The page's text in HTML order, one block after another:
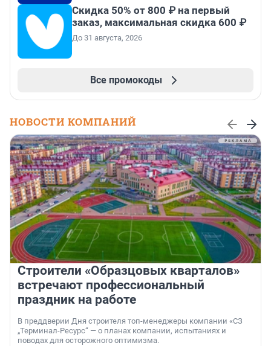
Скидка 50% от 800 ₽ на первый
заказ, максимальная скидка 600 ₽
До 31 августа, 2026
Все промокоды
НОВОСТИ КОМПАНИЙ
Строители «Образцовых кварталов»
встречают профессиональный
праздник на работе
В преддверии Дня строителя топ-менеджеры компании «СЗ
„Терминал-Ресурс“ — о планах компании, испытаниях и
поводах для осторожного оптимизма.